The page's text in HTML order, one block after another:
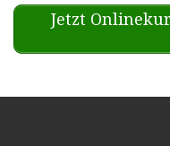
Jetzt